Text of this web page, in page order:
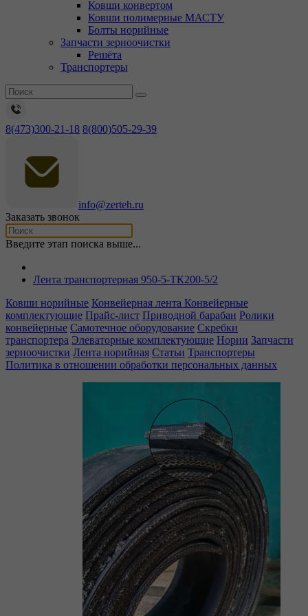
Ковши конвертом
Ковши полимерные МАСТУ
Болты норийные
Запчасти зерноочистки
Решёта
Транспортеры
8(473)300-21-18 8(800)505-29-39
info@zerteh.ru
Заказать звонок
Введите этап поиска выше...
Лента транспортерная 950-5-ТК200-5/2
Ковши норийные Конвейерная лента Конвейерные
комплектующие Прайс-лист Приводной барабан Ролики
конвейерные Самотечное оборудование Скребки
транспортера Элеваторные комплектующие Нории Запчасти
зерноочистки Лента норийная Статьи Транспортеры
Политика в отношении обработки персональных данных